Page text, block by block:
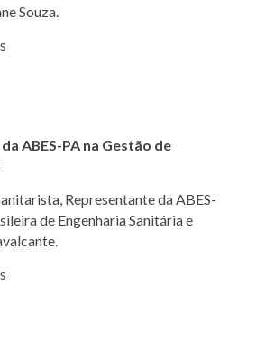
Souza.
ABES-PA na Gestão de
Representante da ABES-
de Engenharia Sanitária e